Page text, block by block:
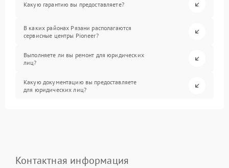
Какую гарантию вы предоставляете?
В каких районах Рязани располагаются
сервисные центры Pioneer?
Выполняете ли вы ремонт для юридических
лиц?
Какую документацию вы предоставляете
для юридических лиц?
Контактная информация